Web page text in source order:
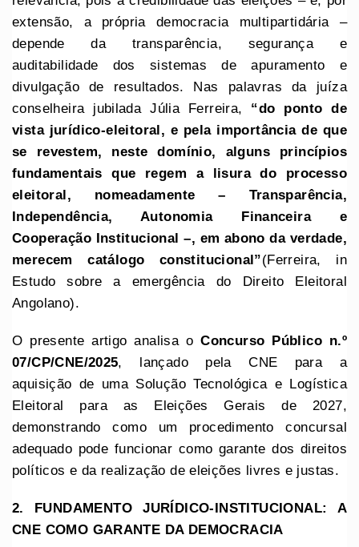
extensão, a própria democracia multipartidária –
depende da transparência, segurança e
auditabilidade dos sistemas de apuramento e
divulgação de resultados. Nas palavras da juíza
conselheira jubilada Júlia Ferreira, “do ponto de
vista jurídico-eleitoral, e pela importância de que
se revestem, neste domínio, alguns princípios
fundamentais que regem a lisura do processo
eleitoral, nomeadamente – Transparência,
Independência, Autonomia Financeira e
Cooperação Institucional –, em abono da verdade,
merecem catálogo constitucional”(Ferreira, in
Estudo sobre a emergência do Direito Eleitoral
Angolano).
O presente artigo analisa oConcurso Público n.º
07/CP/CNE/2025, lançado pela CNE para a
aquisição de uma Solução Tecnológica e Logística
Eleitoral para as Eleições Gerais de 2027,
demonstrando como um procedimento concursal
adequado pode funcionar como garante dos direitos
políticos e da realização de eleições livres e justas.
2. FUNDAMENTO JURÍDICO-INSTITUCIONAL: A
CNE COMO GARANTE DA DEMOCRACIA